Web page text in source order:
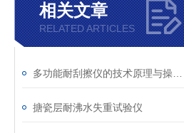
相关文章
RELATED ARTICLES
搪瓷层耐沸水失重试验仪